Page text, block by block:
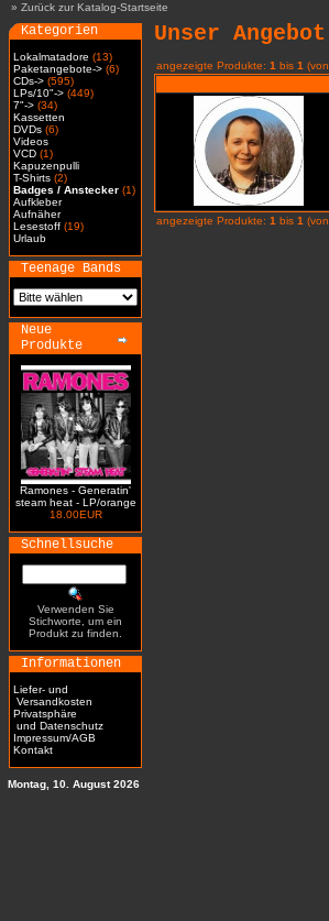
» Zurück zur Katalog-Startseite
Kategorien
Lokalmatadore (13)
Paketangebote-> (6)
CDs-> (595)
LPs/10"-> (449)
7"-> (34)
Kassetten
DVDs (6)
Videos
VCD (1)
Kapuzenpulli
T-Shirts (2)
Badges / Anstecker (1)
Aufkleber
Aufnäher
Lesestoff (19)
Urlaub
Teenage Bands
Neue
Produkte
Ramones - Generatin'
steam heat - LP/orange
18.00EUR
Schnellsuche
Verwenden Sie
Stichworte, um ein
Produkt zu finden.
Informationen
Liefer- und
Versandkosten
Privatsphäre
und Datenschutz
Impressum/AGB
Kontakt
Unser Angebot
angezeigte Produkte: 1 bis 1 (von
angezeigte Produkte: 1 bis 1 (von
Montag, 10. August 2026